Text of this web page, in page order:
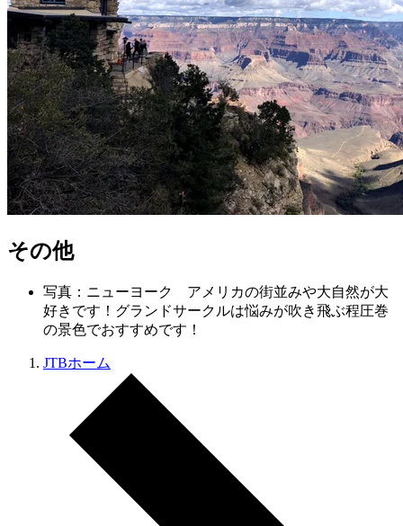
その他
写真：ニューヨーク アメリカの街並みや大自然が大
好きです！グランドサークルは悩みが吹き飛ぶ程圧巻
の景色でおすすめです！
JTBホーム